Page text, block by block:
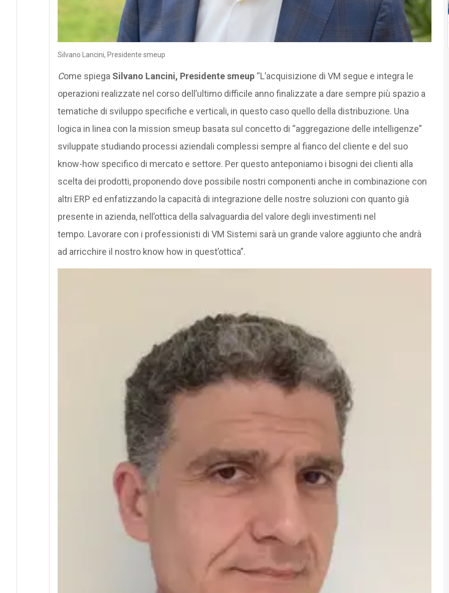
Silvano Lancini, Presidente smeup
Come spiega Silvano Lancini, Presidente smeup “L’acquisizione di VM segue e integra le
operazioni realizzate nel corso dell’ultimo difficile anno finalizzate a dare sempre più spazio a
tematiche di sviluppo specifiche e verticali, in questo caso quello della distribuzione. Una
logica in linea con la mission smeup basata sul concetto di “aggregazione delle intelligenze”
sviluppate studiando processi aziendali complessi sempre al fianco del cliente e del suo
know-how specifico di mercato e settore. Per questo anteponiamo i bisogni dei clienti alla
scelta dei prodotti, proponendo dove possibile nostri componenti anche in combinazione con
altri ERP ed enfatizzando la capacità di integrazione delle nostre soluzioni con quanto già
presente in azienda, nell’ottica della salvaguardia del valore degli investimenti nel
tempo. Lavorare con i professionisti di VM Sistemi sarà un grande valore aggiunto che andrà
ad arricchire il nostro know how in quest’ottica”.